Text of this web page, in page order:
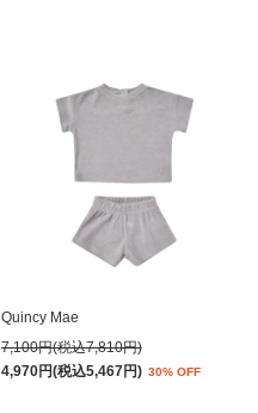
Quincy Mae
7,100円(税込7,810円)
4,970円(税込5,467円) 30% OFF